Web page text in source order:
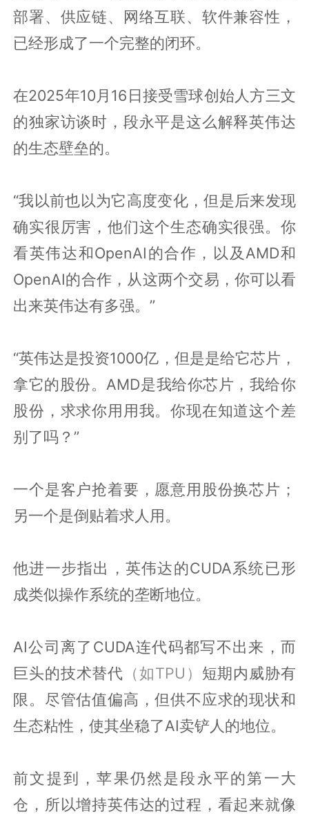
部署、供应链、网络互联、软件兼容性，
已经形成了一个完整的闭环。
在2025年10月16日接受雪球创始人方三文
的独家访谈时，段永平是这么解释英伟达
的生态壁垒的。
“我以前也以为它高度变化，但是后来发现
确实很厉害，他们这个生态确实很强。你
看英伟达和OpenAI的合作，以及AMD和
OpenAI的合作，从这两个交易，你可以看
出来英伟达有多强。”
“英伟达是投资1000亿，但是是给它芯片，
拿它的股份。AMD是我给你芯片，我给你
股份，求求你用用我。你现在知道这个差
别了吗？”
一个是客户抢着要，愿意用股份换芯片；
另一个是倒贴着求人用。
他进一步指出，英伟达的CUDA系统已形
成类似操作系统的垄断地位。
AI公司离了CUDA连代码都写不出来，而
巨头的技术替代 （如TPU） 短期内威胁有
限。尽管估值偏高，但供不应求的现状和
生态粘性，使其坐稳了AI卖铲人的地位。
前文提到，苹果仍然是段永平的第一大
仓，所以增持英伟达的过程，看起来就像